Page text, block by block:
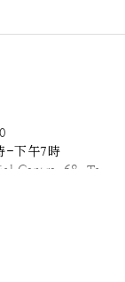
-下午7時
Centre, 68 Ta